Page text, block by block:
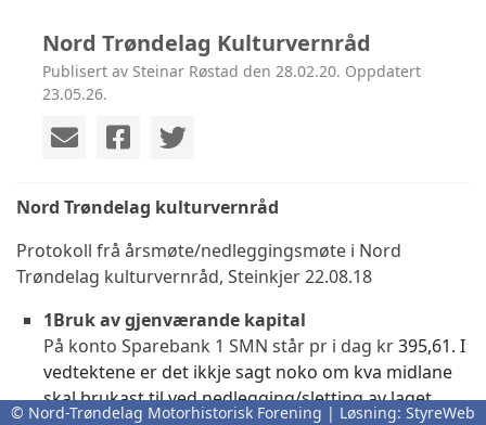
Nord Trøndelag Kulturvernråd
Publisert av Steinar Røstad den 28.02.20. Oppdatert
23.05.26.
Nord Trøndelag kulturvernråd
Protokoll frå årsmøte/nedleggingsmøte i Nord
Trøndelag kulturvernråd, Steinkjer 22.08.18
1Bruk av gjenværande kapital
På konto Sparebank 1 SMN står pr i dag kr395,61. I
vedtektene er det ikkje sagt noko om kva midlane
skal brukast til ved nedlegging/sletting av laget.
© Nord-Trøndelag Motorhistorisk Forening | Løsning: StyreWeb